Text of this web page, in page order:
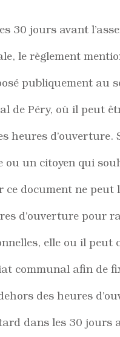
30 jours avant
le règlement
publiquement au
de Péry, où il peut
heures d’ouverture.
ou un citoyen qui
ce document ne
d’ouverture pour
elle ou il peut
communal afin de
des heures
dans les 30 jours